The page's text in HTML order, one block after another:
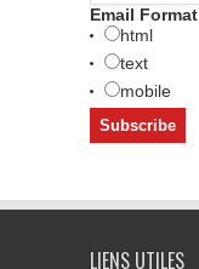
Email Format
html
text
mobile
LIENS UTILES